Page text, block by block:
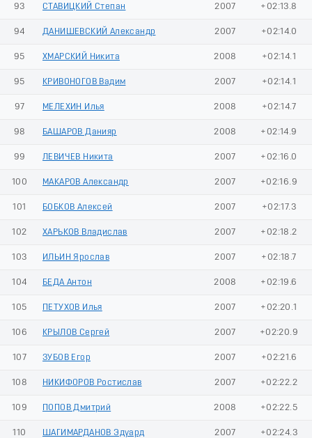
93 СТАВИЦКИЙ Степан 2007 +02:13.8
94 ДАНИШЕВСКИЙ Александр 2007 +02:14.0
95 ХМАРСКИЙ Никита 2008 +02:14.1
95 КРИВОНОГОВ Вадим 2007 +02:14.1
97 МЕЛЕХИН Илья 2008 +02:14.7
98 БАШАРОВ Данияр 2008 +02:14.9
99 ЛЕВИЧЕВ Никита 2007 +02:16.0
100 МАКАРОВ Александр 2007 +02:16.9
101 БОБКОВ Алексей 2007 +02:17.3
102 ХАРЬКОВ Владислав 2007 +02:18.2
103 ИЛЬИН Ярослав 2007 +02:18.7
104 БЕДА Антон 2008 +02:19.6
105 ПЕТУХОВ Илья 2007 +02:20.1
106 КРЫЛОВ Сергей 2007 +02:20.9
107 ЗУБОВ Егор 2007 +02:21.6
108 НИКИФОРОВ Ростислав 2007 +02:22.2
109 ПОПОВ Дмитрий 2008 +02:22.5
110 ШАГИМАРДАНОВ Эдуард 2007 +02:24.3